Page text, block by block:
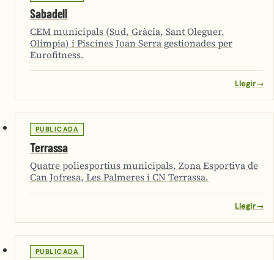
Sabadell
CEM municipals (Sud, Gràcia, Sant Oleguer,
Olímpia) i Piscines Joan Serra gestionades per
Eurofitness.
Llegir→
PUBLICADA
Terrassa
Quatre poliesportius municipals, Zona Esportiva de
Can Jofresa, Les Palmeres i CN Terrassa.
Llegir→
PUBLICADA